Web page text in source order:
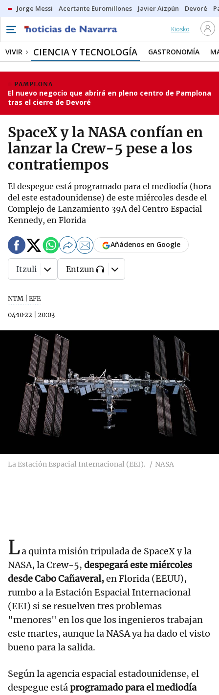
Jorge Messi Acertante Euromillones Javier Aizpún Devoré
Kiosko
VIVIR CIENCIA Y TECNOLOGÍA GASTRONOMÍA
PAMPLONA
El nuevo negocio que abrirá en pleno centro de Pamplona
tras el cierre de Devoré
SpaceX y la NASA confían en
lanzar la Crew-5 pese a los
contratiempos
El despegue está programado para el mediodía (hora
del este estadounidense) de este miércoles desde el
Complejo de Lanzamiento 39A del Centro Espacial
Kennedy, en Florida
NTM | EFE
04·10·22
20:03
Añádenos en Google
Itzuli Entzun
La Estación Espacial Internacional (EEI). NASA
La quinta misión tripulada de SpaceX y la
NASA, la Crew-5, despegará este miércoles
desde Cabo Cañaveral,en Florida (EEUU),
rumbo a la Estación Espacial Internacional
(EEI) si se resuelven tres problemas
"menores" en los que los ingenieros trabajan
este martes, aunque la NASA ya ha dado el visto
bueno para la salida.
Según la agencia espacial estadounidense, el
despegue estáprogramado para el mediodía